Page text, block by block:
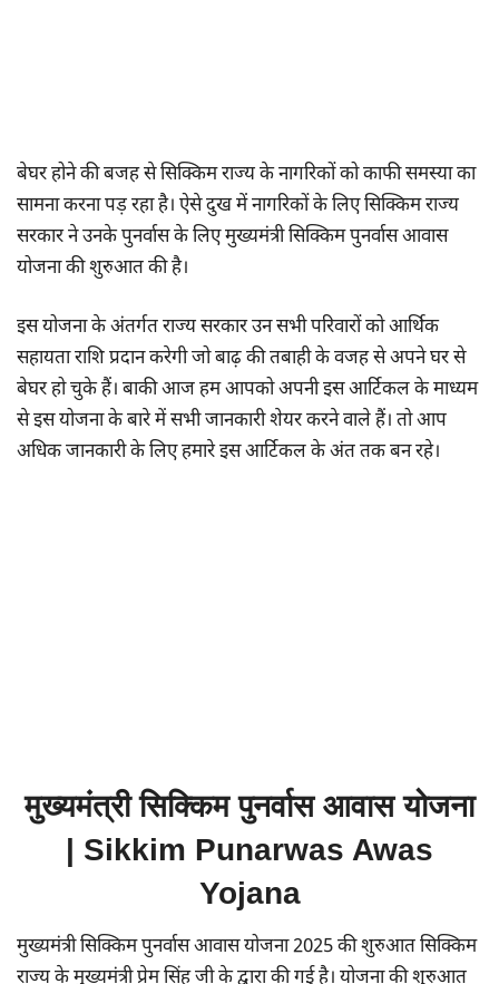
बेघर होने की बजह से सिक्किम राज्य के नागरिकों को काफी समस्या का
सामना करना पड़ रहा है। ऐसे दुख में नागरिकों के लिए सिक्किम राज्य
सरकार ने उनके पुनर्वास के लिए मुख्यमंत्री सिक्किम पुनर्वास आवास
योजना की शुरुआत की है।
इस योजना के अंतर्गत राज्य सरकार उन सभी परिवारों को आर्थिक
सहायता राशि प्रदान करेगी जो बाढ़ की तबाही के वजह से अपने घर से
बेघर हो चुके हैं। बाकी आज हम आपको अपनी इस आर्टिकल के माध्यम
से इस योजना के बारे में सभी जानकारी शेयर करने वाले हैं। तो आप
अधिक जानकारी के लिए हमारे इस आर्टिकल के अंत तक बन रहे।
मुख्यमंत्री सिक्किम पुनर्वास आवास योजना
| Sikkim Punarwas Awas
Yojana
मुख्यमंत्री सिक्किम पुनर्वास आवास योजना 2025 की शुरुआत सिक्किम
राज्य के मुख्यमंत्री प्रेम सिंह जी के द्वारा की गई है। योजना की शुरुआत